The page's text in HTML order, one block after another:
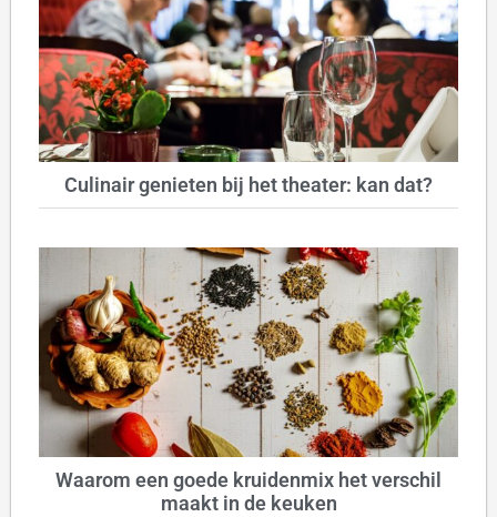
Culinair genieten bij het theater: kan dat?
Waarom een goede kruidenmix het verschil
maakt in de keuken